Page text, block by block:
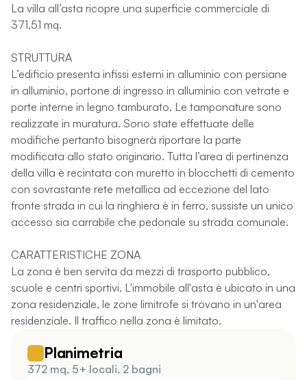
La villa all’asta ricopre una superficie commerciale di
371,51 mq.
STRUTTURA
L’edificio presenta infissi esterni in alluminio con persiane
in alluminio, portone di ingresso in alluminio con vetrate e
porte interne in legno tamburato. Le tamponature sono
realizzate in muratura. Sono state effettuate delle
modifiche pertanto bisognerà riportare la parte
modificata allo stato originario. Tutta l’area di pertinenza
della villa è recintata con muretto in blocchetti di cemento
con sovrastante rete metallica ad eccezione del lato
fronte strada in cui la ringhiera è in ferro, sussiste un unico
accesso sia carrabile che pedonale su strada comunale.
CARATTERISTICHE ZONA
La zona è ben servita da mezzi di trasporto pubblico,
scuole e centri sportivi. L'immobile all'asta è ubicato in una
zona residenziale, le zone limitrofe si trovano in un'area
residenziale. Il traffico nella zona è limitato.
Planimetria
372 mq, 5+ locali, 2 bagni